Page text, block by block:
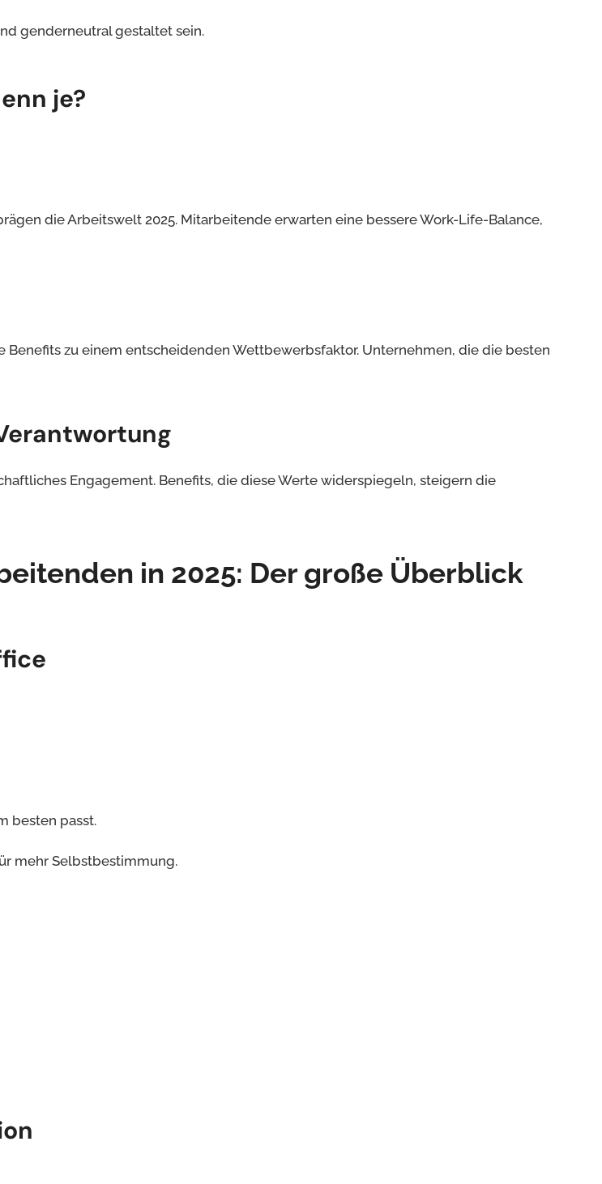
genderneutral gestaltet sein.
je?
die Arbeitswelt 2025. Mitarbeitende erwarten eine bessere Work-Life-Balance,
zu einem entscheidenden Wettbewerbsfaktor. Unternehmen, die die besten
Engagement. Benefits, die diese Werte widerspiegeln, steigern die
in 2025: Der große Überblick
besten passt.
mehr Selbstbestimmung.